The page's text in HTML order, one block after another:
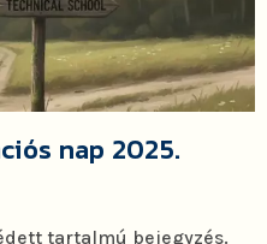
nap 2025.
tartalmú bejegyzés.